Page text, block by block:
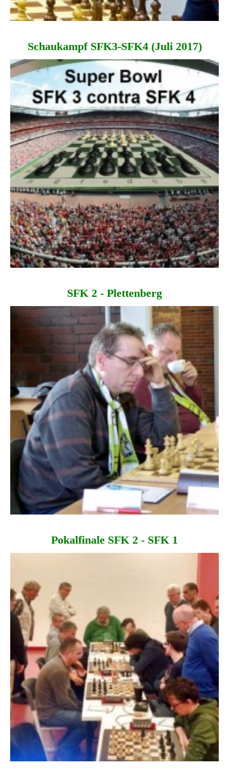
Schaukampf SFK3-SFK4 (Juli 2017)
SFK 2 - Plettenberg
Pokalfinale SFK 2 - SFK 1